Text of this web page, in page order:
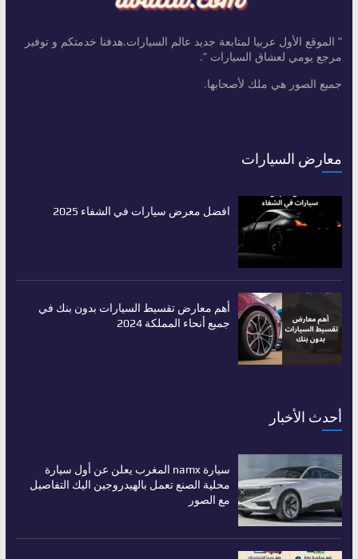
” الموقع الأول عربيا لمتابعة جديد عالم السيارات.هدفنا خدمتكم و توفير
مرجع يومي لعشاق السيارات “.
جميع الصور هي ملك لأصحابها.
معارض السيارات
افضل معرض سيارات في الشفاء 2025
أهم معارض تقسيط السيارات بدون بنك في
جميع أنحاء المملكة 2024
أحدث الأخبار
سيارة namx المغرب يعلن عن أول سيارة
محلية الصنع تعمل بالهيدروجين اليك التفاصيل
مع الصور